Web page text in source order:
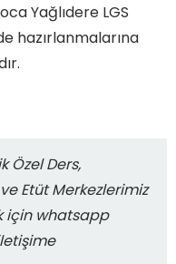
Yağlıdere LGS
hazırlanmalarına
Özel Ders,
Etüt Merkezlerimiz
için whatsapp